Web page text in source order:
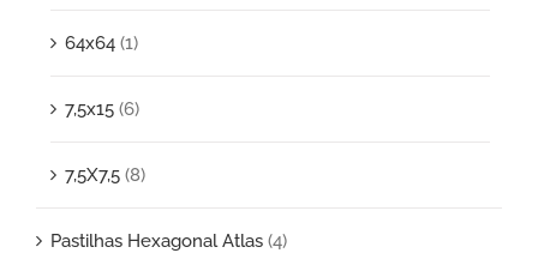
64x64 (1)
7,5x15 (6)
7,5X7,5 (8)
Pastilhas Hexagonal Atlas (4)